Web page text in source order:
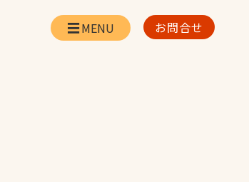
お問合せ